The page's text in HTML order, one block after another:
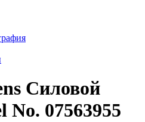
Силовой
No. 07563955